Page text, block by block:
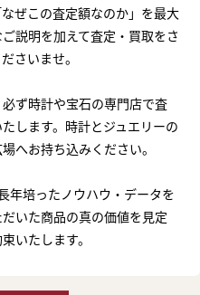
ぜこの査定額なのか」を最大
説明を加えて査定・買取をさ
さいませ。
ず時計や宝石の専門店で査
します。時計とジュエリーの
へお持ち込みください。
年培ったノウハウ・データを
いた商品の真の価値を見定
いたします。